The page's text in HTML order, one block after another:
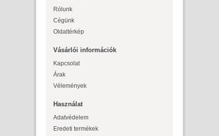
Rólunk
Cégünk
Oldaltérkép
Vásárlói információk
Kapcsolat
Árak
Vélemények
Használat
Adatvédelem
Eredeti termékek